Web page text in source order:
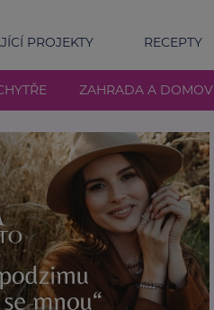
PROJEKTY RECEPTY
ZAHRADA A DOMOV